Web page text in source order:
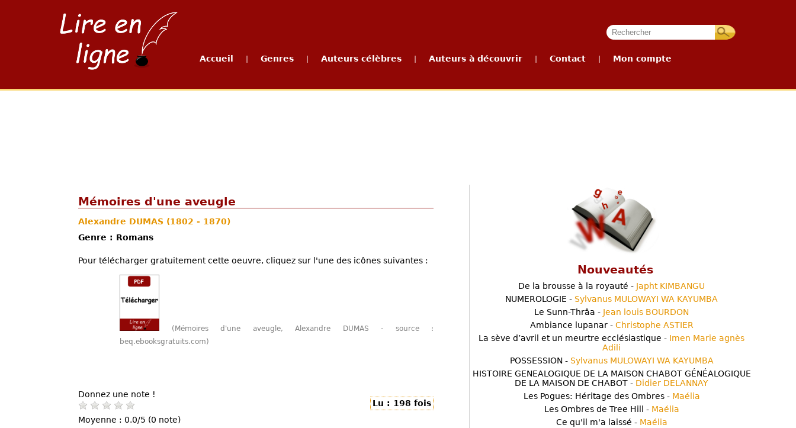
Accueil Genres Auteurs célèbres Auteurs à découvrir Contact Mon compte
Mémoires d'une aveugle
Alexandre DUMAS (1802 - 1870)
Genre : Romans
Pour télécharger gratuitement cette oeuvre, cliquez sur l'une des icônes suivantes :
(Mémoires d'une aveugle, Alexandre DUMAS - source :
beq.ebooksgratuits.com)
Donnez une note !
Moyenne : 0.0/5 (0 note)
Lu : 198 fois
Nouveautés
De la brousse à la royauté - Japht KIMBANGU
NUMEROLOGIE - Sylvanus MULOWAYI WA KAYUMBA
Le Sunn-Thrâa - Jean louis BOURDON
Ambiance lupanar - Christophe ASTIER
La sève d’avril et un meurtre ecclésiastique - Imen Marie agnès
Adili
POSSESSION - Sylvanus MULOWAYI WA KAYUMBA
HISTOIRE GENEALOGIQUE DE LA MAISON CHABOT GÉNÉALOGIQUE
DE LA MAISON DE CHABOT - Didier DELANNAY
Les Pogues: Héritage des Ombres - Maélia
Les Ombres de Tree Hill - Maélia
Ce qu'il m'a laissé - Maélia